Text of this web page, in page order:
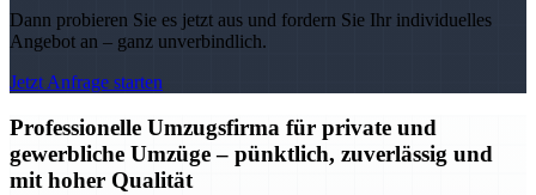
Dann probieren Sie es jetzt aus und fordern Sie Ihr individuelles
Angebot an – ganz unverbindlich.
Jetzt Anfrage starten
Professionelle Umzugsfirma für private und
gewerbliche Umzüge – pünktlich, zuverlässig und
mit hoher Qualität